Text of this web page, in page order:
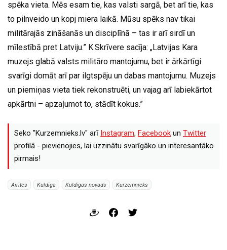
spēka vieta. Mēs esam tie, kas valsti sargā, bet arī tie, kas
to pilnveido un kopj miera laikā. Mūsu spēks nav tikai
militārajās zināšanās un disciplīnā – tas ir arī sirdī un
mīlestībā pret Latviju.” K.Skrīvere sacīja: „Latvijas Kara
muzejs glabā valsts militāro mantojumu, bet ir ārkārtīgi
svarīgi domāt arī par ilgtspēju un dabas mantojumu. Muzejs
un piemiņas vieta tiek rekonstruēti, un vajag arī labiekārtot
apkārtni – apzaļumot to, stādīt kokus.”
Seko "Kurzemnieks.lv" arī Instagram, Facebook un Twitter
profilā - pievienojies, lai uzzinātu svarīgāko un interesantāko
pirmais!
Airītes Kuldīga Kuldīgas novads Kurzemnieks